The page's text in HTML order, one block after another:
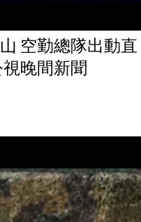
空勤總隊出動直
晚間新聞